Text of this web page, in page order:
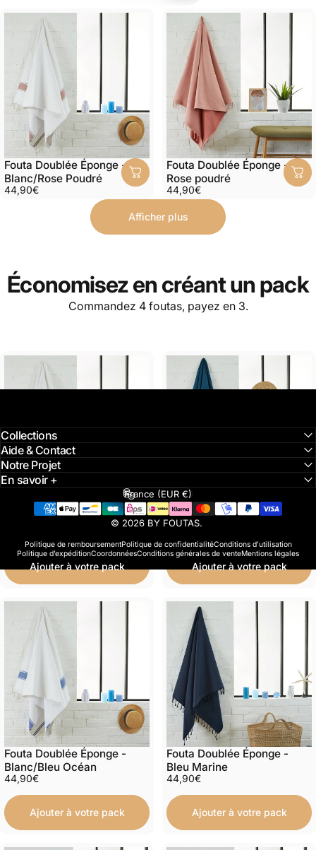
Fouta Doublée Éponge -
Blanc/Rose Poudré
44,90€
Fouta Doublée Éponge -
Rose poudré
44,90€
Afficher plus
Économisez en créantun pack
Commandez 4 foutas, payez en 3.
Fouta Doublée Éponge -
Ajouter à votre pack
Fouta Doublée Éponge -
Bleu Canard
Ajouter à votre pack
Fouta Doublée Éponge -
Blanc/Bleu Océan
44,90€
Ajouter à votre pack
Fouta Doublée Éponge -
Bleu Marine
44,90€
Ajouter à votre pack
Collections
Aide & Contact
Notre Projet
En savoir +
© 2026 BY FOUTAS.
Politique de remboursementPolitique de confidentialitéConditions d’utilisation
Politique d’expéditionCoordonnéesConditions générales de venteMentions légales
Pays/région
France (EUR €)